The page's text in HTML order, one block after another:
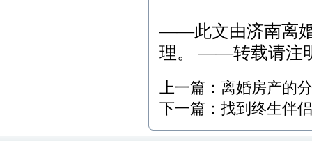
——此文由济南离
理。 ——转载请注
上一篇： 离婚房产的
下一篇： 找到终生伴